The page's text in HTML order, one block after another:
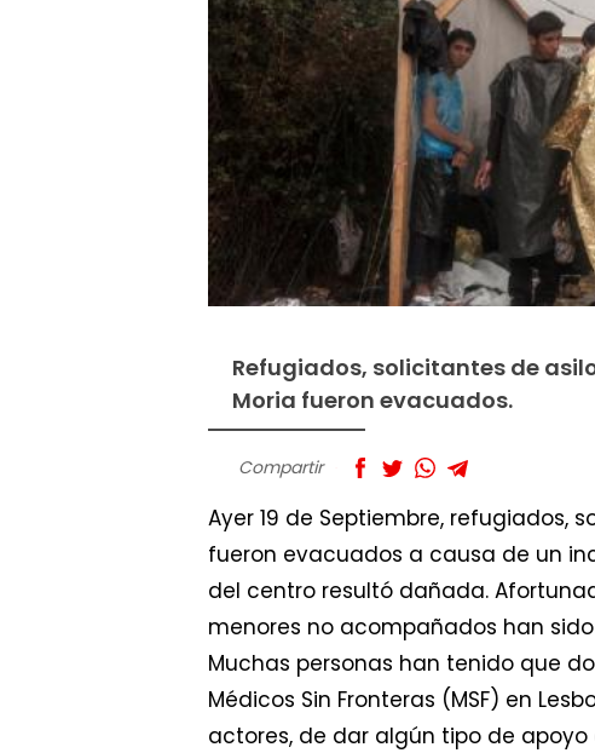
Refugiados, solicitantes de
Moria fueron evacuados.
Compartir
Ayer 19 de Septiembre, refugiados,
fueron evacuados a causa de un
del centro resultó dañada.
menores no acompañados han
Muchas personas han tenido que
Médicos Sin Fronteras (MSF) en
actores, de dar algún tipo de apoyo